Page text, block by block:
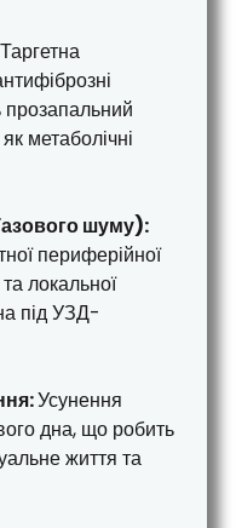
Таргетна
прозапальний
метаболічні
шуму):
периферійної
локальної
під УЗД-
Усунення
дна, що робить
життя та